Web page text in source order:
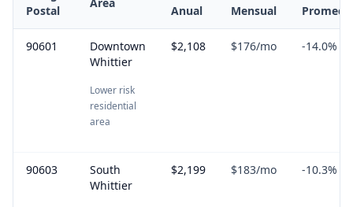
Postal
Anual
Mensual
90601
Downtown
Whittier
Lower risk
residential
area
$2,108 $176/mo -14.0%
90603
South
Whittier
$2,199 $183/mo -10.3%